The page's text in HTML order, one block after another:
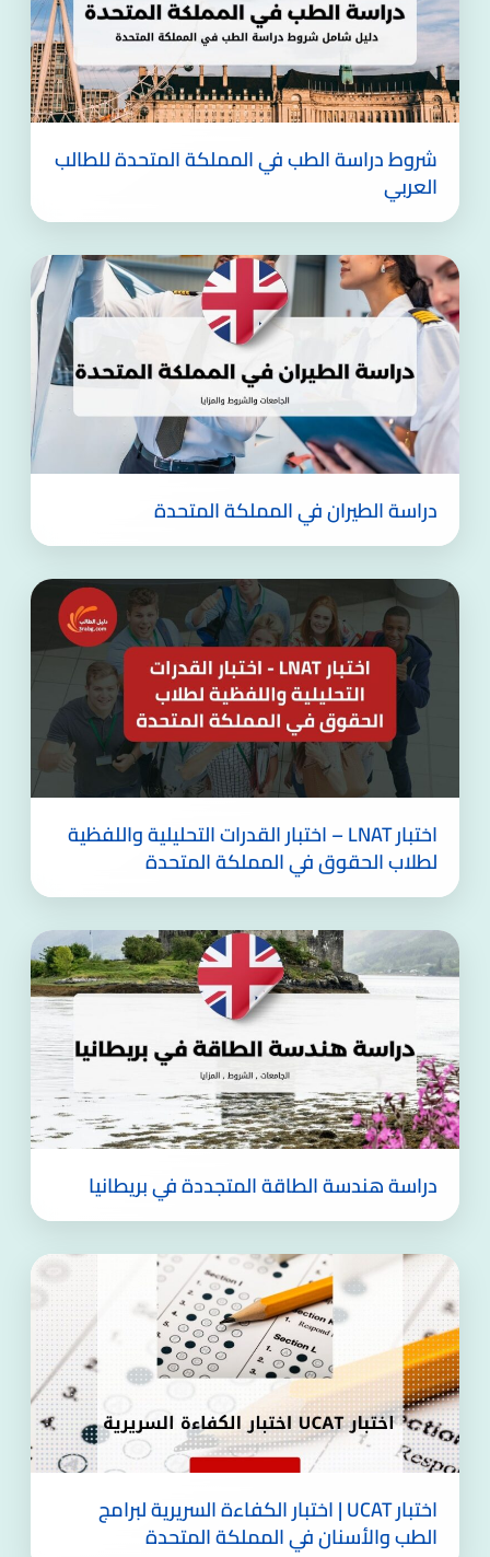
شروط دراسة الطب في المملكة المتحدة للطالب
العربي
دراسة الطيران في المملكة المتحدة
اختبار LNAT – اختبار القدرات التحليلية واللفظية
لطلاب الحقوق في المملكة المتحدة
دراسة هندسة الطاقة المتجددة في بريطانيا
اختبار UCAT | اختبار الكفاءة السريرية لبرامج
الطب والأسنان في المملكة المتحدة